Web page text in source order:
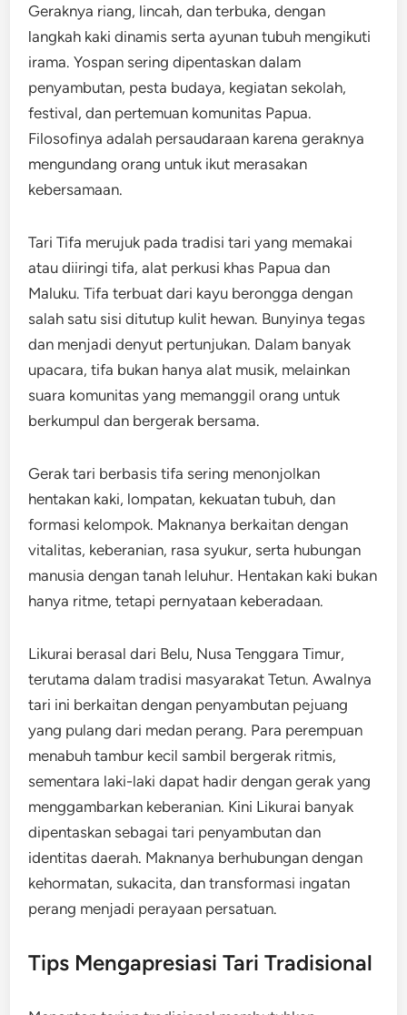
Geraknya riang, lincah, dan terbuka, dengan
langkah kaki dinamis serta ayunan tubuh mengikuti
irama. Yospan sering dipentaskan dalam
penyambutan, pesta budaya, kegiatan sekolah,
festival, dan pertemuan komunitas Papua.
Filosofinya adalah persaudaraan karena geraknya
mengundang orang untuk ikut merasakan
kebersamaan.
Tari Tifa merujuk pada tradisi tari yang memakai
atau diiringi tifa, alat perkusi khas Papua dan
Maluku. Tifa terbuat dari kayu berongga dengan
salah satu sisi ditutup kulit hewan. Bunyinya tegas
dan menjadi denyut pertunjukan. Dalam banyak
upacara, tifa bukan hanya alat musik, melainkan
suara komunitas yang memanggil orang untuk
berkumpul dan bergerak bersama.
Gerak tari berbasis tifa sering menonjolkan
hentakan kaki, lompatan, kekuatan tubuh, dan
formasi kelompok. Maknanya berkaitan dengan
vitalitas, keberanian, rasa syukur, serta hubungan
manusia dengan tanah leluhur. Hentakan kaki bukan
hanya ritme, tetapi pernyataan keberadaan.
Likurai berasal dari Belu, Nusa Tenggara Timur,
terutama dalam tradisi masyarakat Tetun. Awalnya
tari ini berkaitan dengan penyambutan pejuang
yang pulang dari medan perang. Para perempuan
menabuh tambur kecil sambil bergerak ritmis,
sementara laki-laki dapat hadir dengan gerak yang
menggambarkan keberanian. Kini Likurai banyak
dipentaskan sebagai tari penyambutan dan
identitas daerah. Maknanya berhubungan dengan
kehormatan, sukacita, dan transformasi ingatan
perang menjadi perayaan persatuan.
Tips Mengapresiasi Tari Tradisional